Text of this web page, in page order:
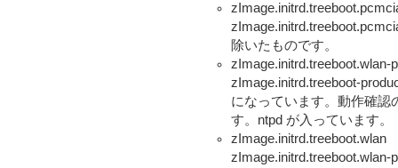
除いたものです。
zImage.initrd.treeboot-
になっています。動作確認
す。ntpd が入っています。
zImage.initrd.treeboot.wlan